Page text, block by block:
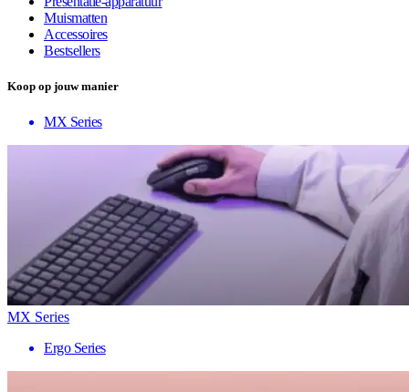
Muismatten
Accessoires
Bestsellers
Koop op jouw manier
MX Series
MX Series
Ergo Series